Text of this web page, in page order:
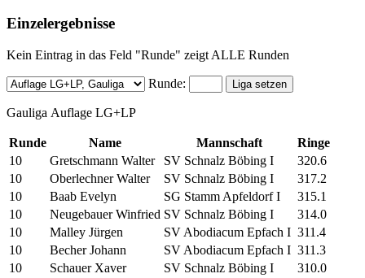
Einzelergebnisse
Kein Eintrag in das Feld "Runde" zeigt ALLE Runden
Runde:
Gauliga Auflage LG+LP
Runde Name Mannschaft
Ringe
10
Gretschmann Walter SV Schnalz Böbing I
320.6
10
Oberlechner Walter SV Schnalz Böbing I
317.2
10
Baab Evelyn SG Stamm Apfeldorf I
315.1
10
Neugebauer Winfried SV Schnalz Böbing I
314.0
10
Malley Jürgen SV Abodiacum Epfach I 311.4
10
Becher Johann SV Abodiacum Epfach I 311.3
10
Schauer Xaver SV Schnalz Böbing I
310.0